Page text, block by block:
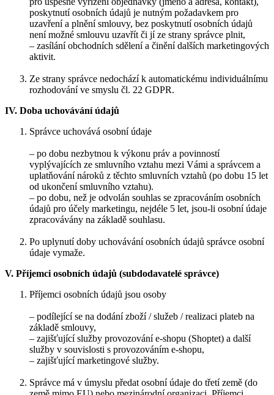
poskytnutí osobních údajů je nutným požadavkem pro
uzavření a plnění smlouvy, bez poskytnutí osobních údajů
není možné smlouvu uzavřít či jí ze strany správce plnit,
– zasílání obchodních sdělení a činění dalších marketingových
aktivit.
Ze strany správce nedochází k automatickému individuálnímu
rozhodování ve smyslu čl. 22 GDPR.
IV. Doba uchovávání údajů
Správce uchovává osobní údaje
– po dobu nezbytnou k výkonu práv a povinností
vyplývajících ze smluvního vztahu mezi Vámi a správcem a
uplatňování nároků z těchto smluvních vztahů (po dobu 15 let
od ukončení smluvního vztahu).
– po dobu, než je odvolán souhlas se zpracováním osobních
údajů pro účely marketingu, nejdéle 5 let, jsou-li osobní údaje
zpracovávány na základě souhlasu.
Po uplynutí doby uchovávání osobních údajů správce osobní
údaje vymaže.
V. Příjemci osobních údajů (subdodavatelé správce)
Příjemci osobních údajů jsou osoby
– podílející se na dodání zboží / služeb / realizaci plateb na
základě smlouvy,
– zajišťující služby provozování e-shopu (Shoptet) a další
služby v souvislosti s provozováním e-shopu,
– zajišťující marketingové služby.
Správce má v úmyslu předat osobní údaje do třetí země (do